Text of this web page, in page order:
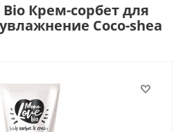
Bio Крем-сорбет для
Coco-shea